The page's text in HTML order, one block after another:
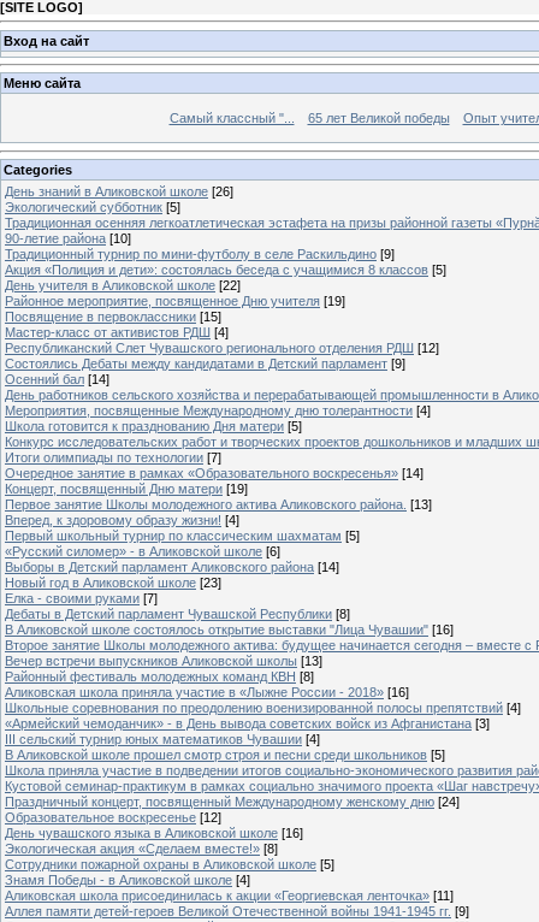
[SITE LOGO]
Вход на сайт
Меню сайта
Самый классный "... 65 лет Великой победы Опыт
Categories
День знаний в Аликовской школе [26]
Экологический субботник [5]
Традиционная осенняя легкоатлетическая эстафета на призы районной газеты
90-летие района [10]
Традиционный турнир по мини-футболу в селе Раскильдино [9]
Акция «Полиция и дети»: состоялась беседа с учащимися 8 классов [5]
День учителя в Аликовской школе [22]
Районное мероприятие, посвященное Дню учителя [19]
Посвящение в первоклассники [15]
Мастер-класс от активистов РДШ [4]
Республиканский Слет Чувашского регионального отделения РДШ [12]
Состоялись Дебаты между кандидатами в Детский парламент [9]
Осенний бал [14]
День работников сельского хозяйства и перерабатывающей промышленности в
Мероприятия, посвященные Международному дню толерантности [4]
Школа готовится к празднованию Дня матери [5]
Конкурс исследовательских работ и творческих проектов дошкольников и младших
Итоги олимпиады по технологии [7]
Очередное занятие в рамках «Образовательного воскресенья» [14]
Концерт, посвященный Дню матери [19]
Первое занятие Школы молодежного актива Аликовского района. [13]
Вперед, к здоровому образу жизни! [4]
Первый школьный турнир по классическим шахматам [5]
«Русский силомер» - в Аликовской школе [6]
Выборы в Детский парламент Аликовского района [14]
Новый год в Аликовской школе [23]
Елка - своими руками [7]
Дебаты в Детский парламент Чувашской Республики [8]
В Аликовской школе состоялось открытие выставки "Лица Чувашии" [16]
Второе занятие Школы молодежного актива: будущее начинается сегодня – вместе
Вечер встречи выпускников Аликовской школы [13]
Районный фестиваль молодежных команд КВН [8]
Аликовская школа приняла участие в «Лыжне России - 2018» [16]
Школьные соревнования по преодолению военизированной полосы препятствий [4]
«Армейский чемоданчик» - в День вывода советских войск из Афганистана [3]
III сельский турнир юных математиков Чувашии [4]
В Аликовской школе прошел смотр строя и песни среди школьников [5]
Школа приняла участие в подведении итогов социально-экономического развития
Кустовой семинар-практикум в рамках социально значимого проекта «Шаг
Праздничный концерт, посвященный Международному женскому дню [24]
Образовательное воскресенье [12]
День чувашского языка в Аликовской школе [16]
Экологическая акция «Сделаем вместе!» [8]
Сотрудники пожарной охраны в Аликовской школе [5]
Знамя Победы - в Аликовской школе [4]
Аликовская школа присоединилась к акции «Георгиевская ленточка» [11]
Аллея памяти детей-героев Великой Отечественной войны 1941-1945 гг. [9]